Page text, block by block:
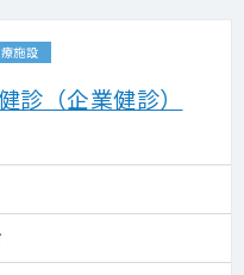
施設
診（企業健診）